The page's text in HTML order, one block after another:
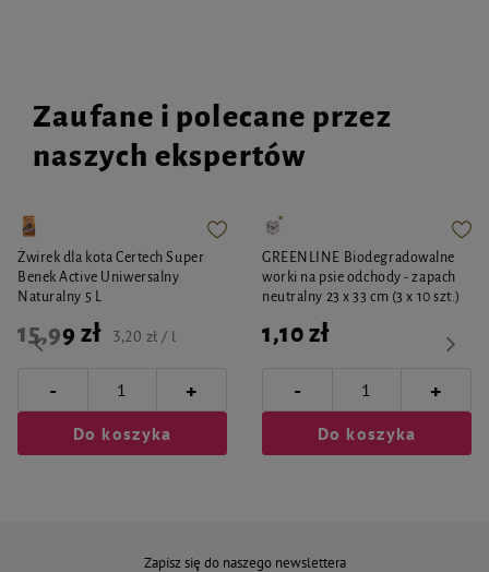
Zaufane i polecane przez
naszych ekspertów
Żwirek dla kota Certech Super
Benek Active Uniwersalny
Naturalny 5 L
15,99 zł 3,20 zł / l
- +
Do koszyka
GREENLINE Biodegradowalne
worki na psie odchody - zapach
neutralny 23 x 33 cm (3 x 10 szt.)
1,10 zł
- +
Do koszyka
Zapisz się do naszego newslettera